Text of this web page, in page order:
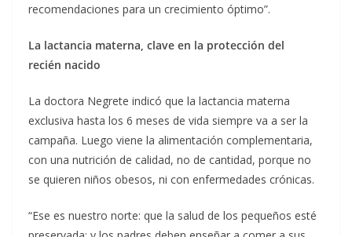
recomendaciones para un crecimiento óptimo”.
La lactancia materna, clave en la protección del
recién nacido
La doctora Negrete indicó que la lactancia materna
exclusiva hasta los 6 meses de vida siempre va a ser la
campaña. Luego viene la alimentación complementaria,
con una nutrición de calidad, no de cantidad, porque no
se quieren niños obesos, ni con enfermedades crónicas.
“Ese es nuestro norte: que la salud de los pequeños esté